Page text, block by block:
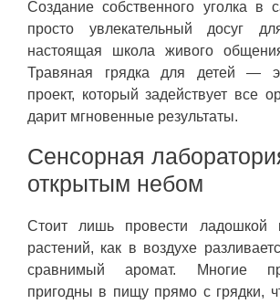
Создание собственного уголка
просто увлекательный досуг
настоящая школа живого
Травяная грядка для детей —
проект, который задействует все
дарит мгновенные результаты.
Сенсорная
открытым небом
Стоит лишь провести ладошкой
растений, как в воздухе
сравнимый аромат. Многие
пригодны в пищу прямо с грядки,